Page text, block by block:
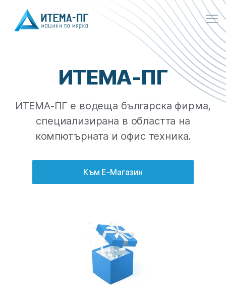
Свържи се с нас
ИТЕМА-ПГ
ИТЕМА-ПГ е водеща българска фирма,
специализирана в областта на
компютърната и офис техника.
Към Е-Магазин